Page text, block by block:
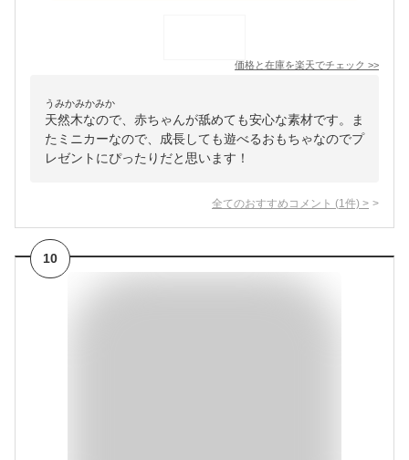
価格と在庫を楽天でチェック >>
うみかみかみか
天然木なので、赤ちゃんが舐めても安心な素材です。ま
たミニカーなので、成長しても遊べるおもちゃなのでプ
レゼントにぴったりだと思います！
全てのおすすめコメント (1 件) >
10